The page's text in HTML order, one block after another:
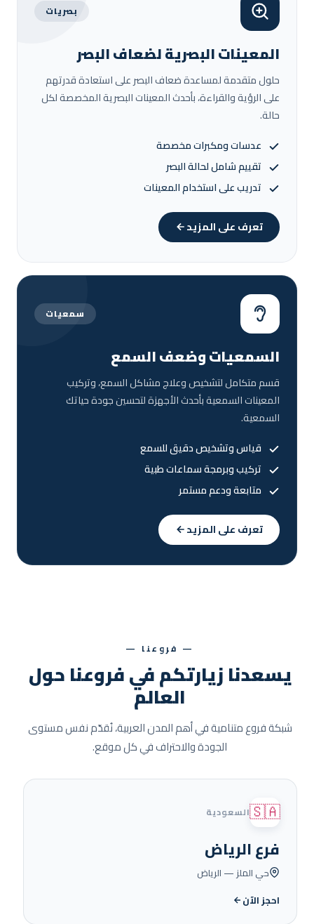
بصريات
المعينات البصرية لضعاف البصر
حلول متقدمة لمساعدة ضعاف البصر على استعادة قدرتهم
على الرؤية والقراءة، بأحدث المعينات البصرية المخصصة لكل
حالة.
عدسات ومكبرات مخصصة
تقييم شامل لحالة البصر
تدريب على استخدام المعينات
تعرف على المزيد
سمعيات
السمعيات وضعف السمع
قسم متكامل لتشخيص وعلاج مشاكل السمع، وتركيب
المعينات السمعية بأحدث الأجهزة لتحسين جودة حياتك
السمعية.
قياس وتشخيص دقيق للسمع
تركيب وبرمجة سماعات طبية
متابعة ودعم مستمر
تعرف على المزيد
— فروعنا —
يسعدنا زيارتكم في فروعنا حول
العالم
شبكة فروع متنامية في أهم المدن العربية، نُقدّم نفس مستوى
الجودة والاحتراف في كل موقع.
🇸🇦السعودية
فرع الرياض
حي الملز — الرياض
احجز الآن